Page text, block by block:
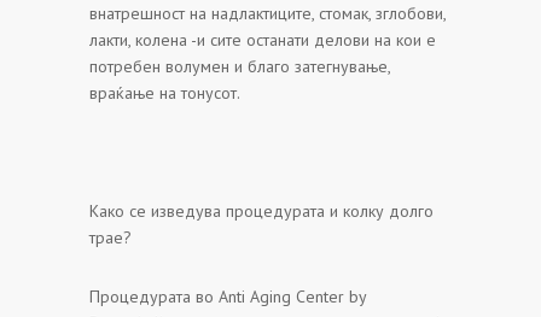
внатрешност на надлактиците, стомак, зглобови,
лакти, колена -и сите останати делови на кои е
потребен волумен и благо затегнување,
враќање на тонусот.
Како се изведува процедурата и колку долго
трае?
Процедурата во Anti Aging Center by